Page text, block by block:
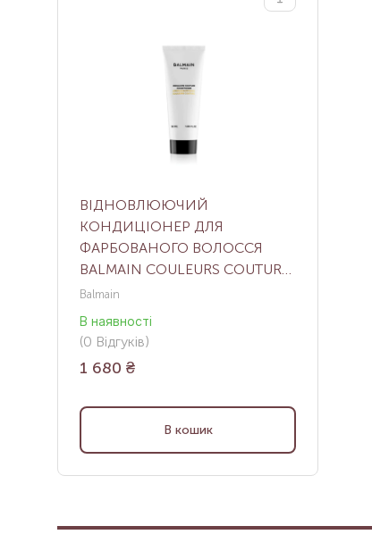
ВІДНОВЛЮЮЧИЙ
КОНДИЦІОНЕР ДЛЯ
ФАРБОВАНОГО ВОЛОССЯ
BALMAIN COULEURS COUTURE
CONDITIONER, 50 МЛ
Balmain
В наявності
(0 Відгуків)
1 680 ₴
В кошик